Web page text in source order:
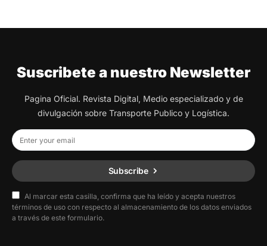
Suscribete a nuestro Newsletter
Pagina Oficial. Revista Digital, Medio especializado y de
divulgación sobre Transporte Publico y Logística.
Subscribe
Al marcar esta casilla, confirma que ha leído y acepta nuestros
términos de uso con respecto al almacenamiento de los datos enviados
a través de este formulario.